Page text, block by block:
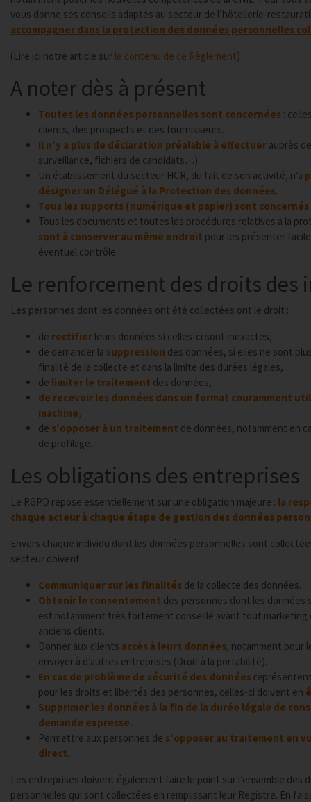
vous donne ses conseils adaptés au secteur de l’hôtellerie-
accompagner dans la protection des données personnelles
(Lire ici notre article sur le contenu de ce Règlement)
A noter dès à présent
Toutes les données personnelles sont concernées :
clients, des prospects et des fournisseurs.
Il n’y a plus de déclaration préalable à effectuer auprès
surveillance, fichiers de candidats…).
Un établissement du secteur HCR, du fait de son activité, n’a
désigner un Délégué à la Protection des données.
Tous les supports (numérique et papier) sont concernés
Tous les documents et toutes les procédures relatives à la
sont à conserver au même endroit pour les présenter
éventuel contrôle.
Le renforcement des droits des
Les personnes dont les données ont été collectées ont le droit :
de rectifier leurs données si celles-ci sont inexactes,
de demander la suppression des données, si elles ne sont
finalité de la collecte et dans la limite des durées légales,
de limiter le traitement des données,
de recevoir les données dans un format couramment
machine,
de s’opposer à un traitement de données, notamment en
de profilage.
Les obligations des entreprises
Le RGPD repose essentiellement sur une obligation majeure : la
chaque acteur à chaque étape de gestion des données
Envers chaque individu dont les données personnelles sont
secteur doivent :
Communiquer sur les finalités de la collecte des données.
Obtenir le consentement des personnes dont les données
est notamment très fortement conseillé avant tout marketing
anciens clients.
Donner aux clients accès à leurs données, notamment pour
envoyer à d’autres entreprises (Droit à la portabilité).
En cas de problème de sécurité des données
pour les droits et libertés des personnes, celles-ci doivent en
Supprimer les données à la fin de la durée légale de
demande expresse.
Permettre aux personnes de s’opposer au traitement en
direct.
Les entreprises doivent également faire le point sur l’ensemble des
personnelles qui sont collectées en remplissant leur Registre. En